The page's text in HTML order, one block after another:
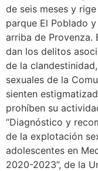
de seis meses y
parque El Poblado
arriba de Provenza.
dan los delitos
de la
sexuales de la
sienten
prohíben su
“Diagnóstico y
de la explotación
adolescentes en
2020-2023”, de la